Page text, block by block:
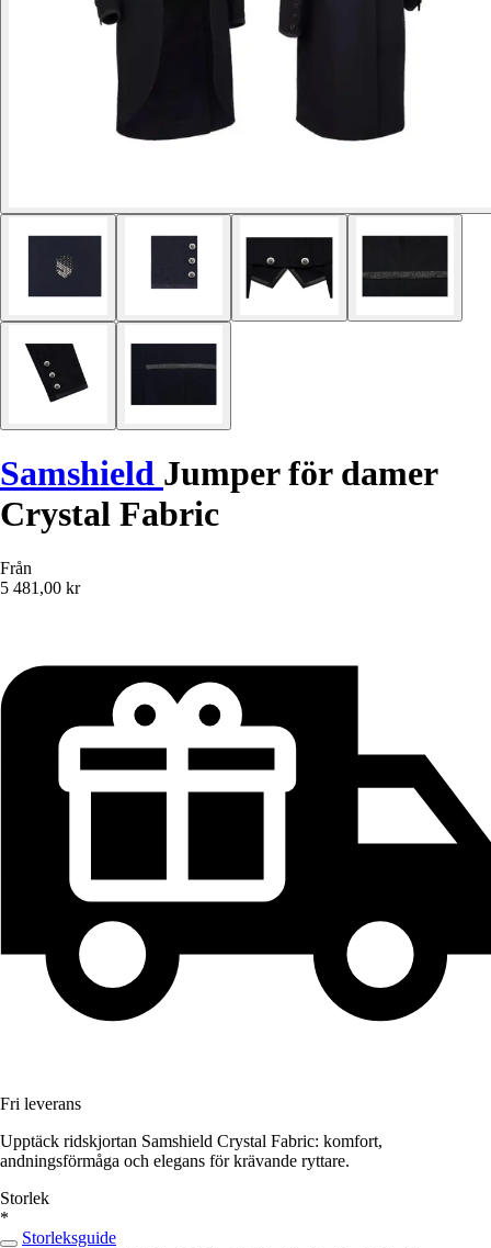
Samshield Jumper för damer
Crystal Fabric
Från
5 481,00 kr
Fri leverans
Upptäck ridskjortan Samshield Crystal Fabric: komfort,
andningsförmåga och elegans för krävande ryttare.
Storlek
*
Storleksguide